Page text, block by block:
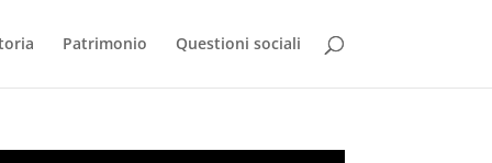
Patrimonio Questioni sociali